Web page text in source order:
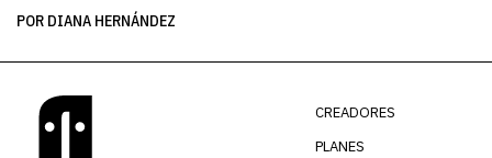
POR DIANA HERNÁNDEZ
CREADORES
PLANES